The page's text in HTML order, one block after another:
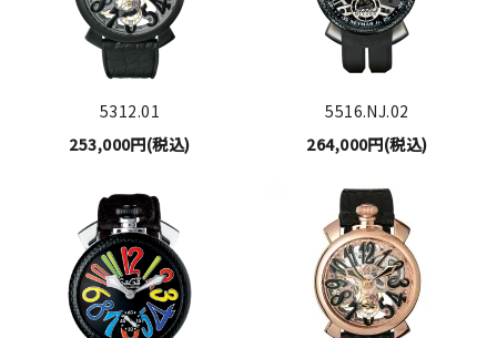
5312.01
253,000円(税込)
5516.NJ.02
264,000円(税込)